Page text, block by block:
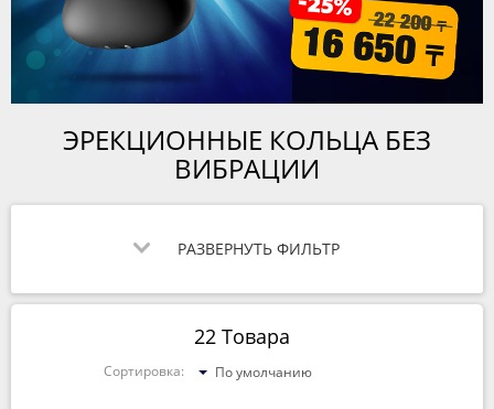
ЭРЕКЦИОННЫЕ КОЛЬЦА БЕЗ
ВИБРАЦИИ
РАЗВЕРНУТЬ ФИЛЬТР
22 Товара
Сортировка: По умолчанию